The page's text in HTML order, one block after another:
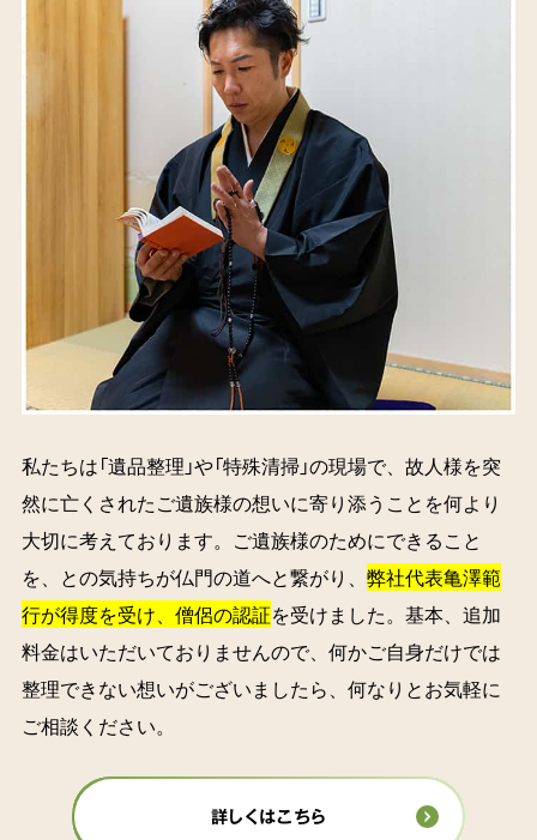
私たちは「遺品整理」や「特殊清掃」の現場で、故人様を突
然に亡くされたご遺族様の想いに寄り添うことを何より
大切に考えております。ご遺族様のためにできること
を、との気持ちが仏門の道へと繋がり、 弊社代表亀澤範
行が得度を受け、僧侶の認証を受けました。基本、追加
料金はいただいておりませんので、何かご自身だけでは
整理できない想いがございましたら、何なりとお気軽に
ご相談ください。
詳しくはこちら